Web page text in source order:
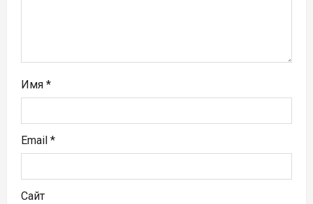
я
м
Имя *
Email *
Сайт